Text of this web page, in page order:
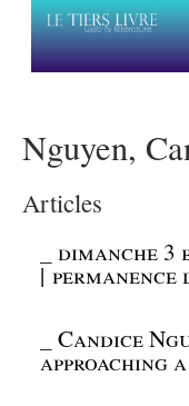
Nguyen,
Articles
_dimanche 3
|
_Candice
approaching